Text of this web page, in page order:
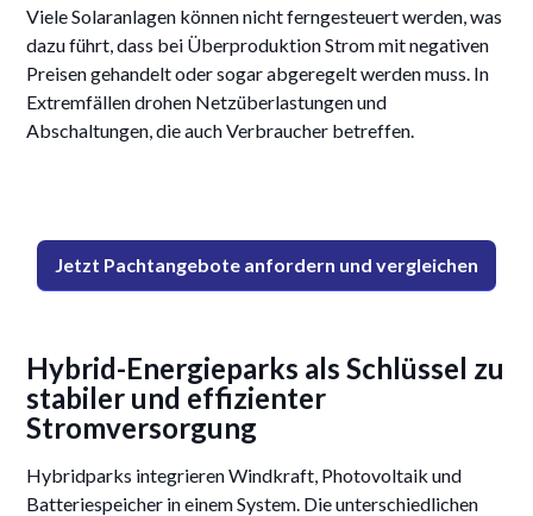
Viele Solaranlagen können nicht ferngesteuert werden, was
dazu führt, dass bei Überproduktion Strom mit negativen
Preisen gehandelt oder sogar abgeregelt werden muss. In
Extremfällen drohen Netzüberlastungen und
Abschaltungen, die auch Verbraucher betreffen.
Jetzt Pachtangebote anfordern und vergleichen
Hybrid-Energieparks als Schlüssel zu
stabiler und effizienter
Stromversorgung
Hybridparks integrieren Windkraft, Photovoltaik und
Batteriespeicher in einem System. Die unterschiedlichen